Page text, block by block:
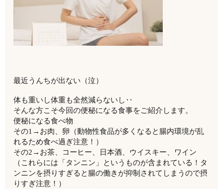
最近うんちが出ない（泣）
体も重いし体重も全然減らないし‥
そんな方こそ今回の便秘になる食事をご紹介します。
便秘になる食べ物
その1→お肉、卵（動物性食品が多くなると腸内環境が乱
れるため食べ過ぎ注意！）
その2→お茶、コーヒー、日本酒、ウイスキー、ワイン
（これらには「タンニン」というものが含まれている！タ
ンニンを摂りすぎると腸の働きが抑制されてしまうので摂
りすぎ注意！）